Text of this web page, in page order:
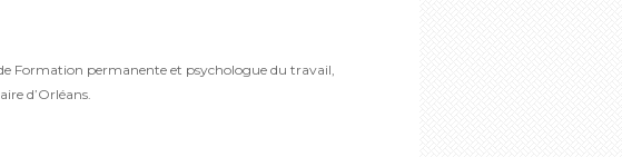
Formation permanente et psychologue du travail,
d’Orléans.